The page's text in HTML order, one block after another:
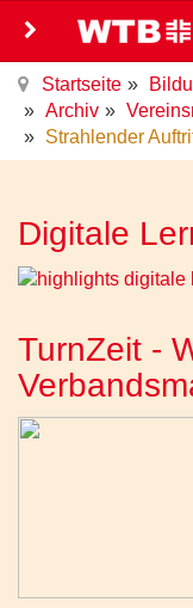
Startseite
Archiv
Strahlender
Digitale
TurnZeit -